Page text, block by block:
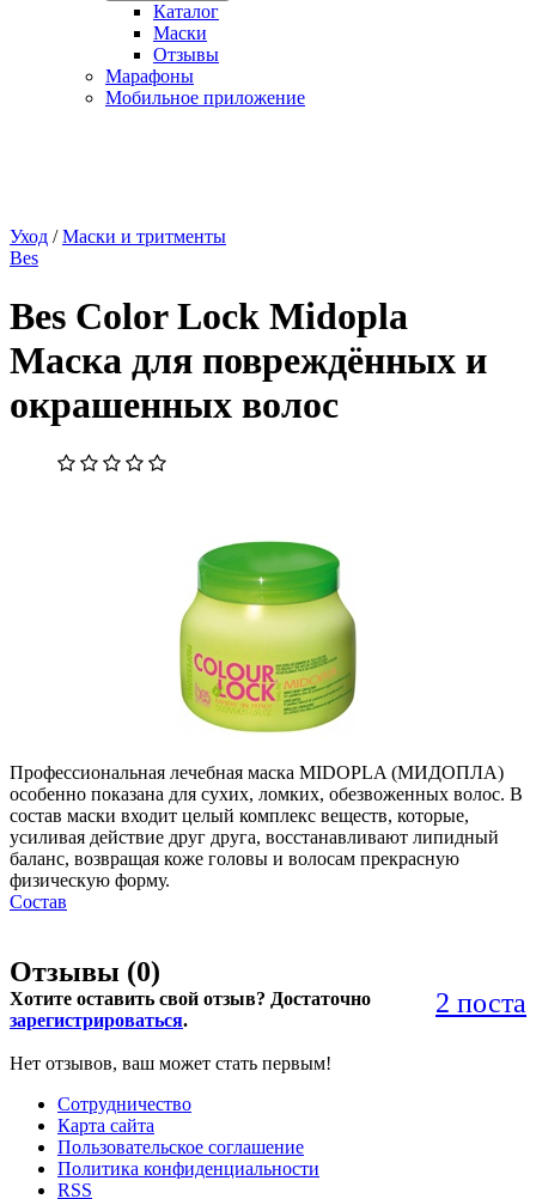
Каталог
Маски
Отзывы
Марафоны
Мобильное приложение
Уход /Маски и тритменты
Bes
Bes Color Lock Midopla
Маска для повреждённых и
окрашенных волос
Профессиональная лечебная маска MIDOPLA (МИДОПЛА)
особенно показана для сухих, ломких, обезвоженных волос. В
состав маски входит целый комплекс веществ, которые,
усиливая действие друг друга, восстанавливают липидный
баланс, возвращая коже головы и волосам прекрасную
физическую форму.
Состав
Отзывы (0)
2 поста
Хотите оставить свой отзыв? Достаточно
зарегистрироваться.
Нет отзывов, ваш может стать первым!
Сотрудничество
Карта сайта
Пользовательское соглашение
Политика конфиденциальности
RSS